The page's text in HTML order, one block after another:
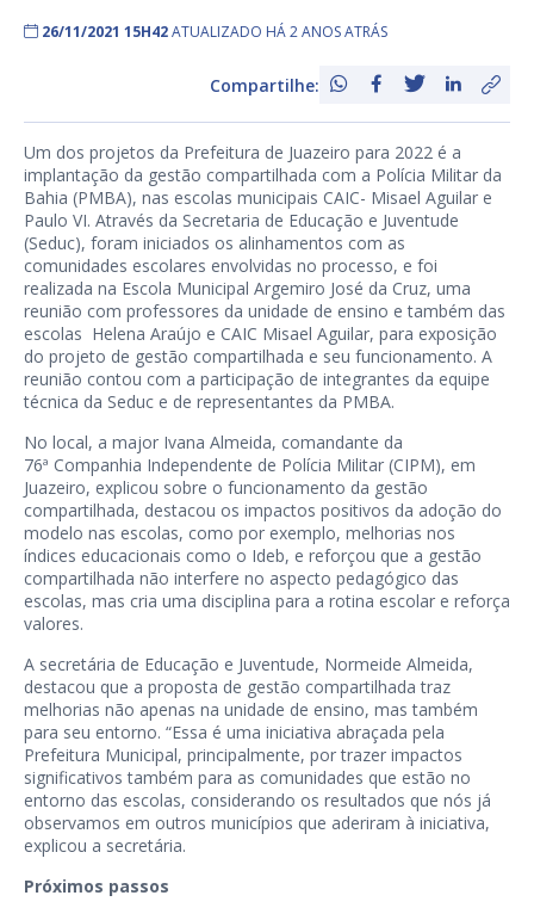
26/11/2021 15H42ATUALIZADO HÁ 2 ANOS ATRÁS
Compartilhe:
Um dos projetos da Prefeitura de Juazeiro para 2022 é a
implantação da gestão compartilhada com a Polícia Militar da
Bahia (PMBA), nas escolas municipais CAIC- Misael Aguilar e
Paulo VI. Através da Secretaria de Educação e Juventude
(Seduc), foram iniciados os alinhamentos com as
comunidades escolares envolvidas no processo, e foi
realizada na Escola Municipal Argemiro José da Cruz, uma
reunião com professores da unidade de ensino e também das
escolas Helena Araújo e CAIC Misael Aguilar, para exposição
do projeto de gestão compartilhada e seu funcionamento. A
reunião contou com a participação de integrantes da equipe
técnica da Seduc e de representantes da PMBA.
No local, a major Ivana Almeida, comandante da
76ª Companhia Independente de Polícia Militar (CIPM), em
Juazeiro, explicou sobre o funcionamento da gestão
compartilhada, destacou os impactos positivos da adoção do
modelo nas escolas, como por exemplo, melhorias nos
índices educacionais como o Ideb, e reforçou que a gestão
compartilhada não interfere no aspecto pedagógico das
escolas, mas cria uma disciplina para a rotina escolar e reforça
valores.
A secretária de Educação e Juventude, Normeide Almeida,
destacou que a proposta de gestão compartilhada traz
melhorias não apenas na unidade de ensino, mas também
para seu entorno. “Essa é uma iniciativa abraçada pela
Prefeitura Municipal, principalmente, por trazer impactos
significativos também para as comunidades que estão no
entorno das escolas, considerando os resultados que nós já
observamos em outros municípios que aderiram à iniciativa,
explicou a secretária.
Próximos passos